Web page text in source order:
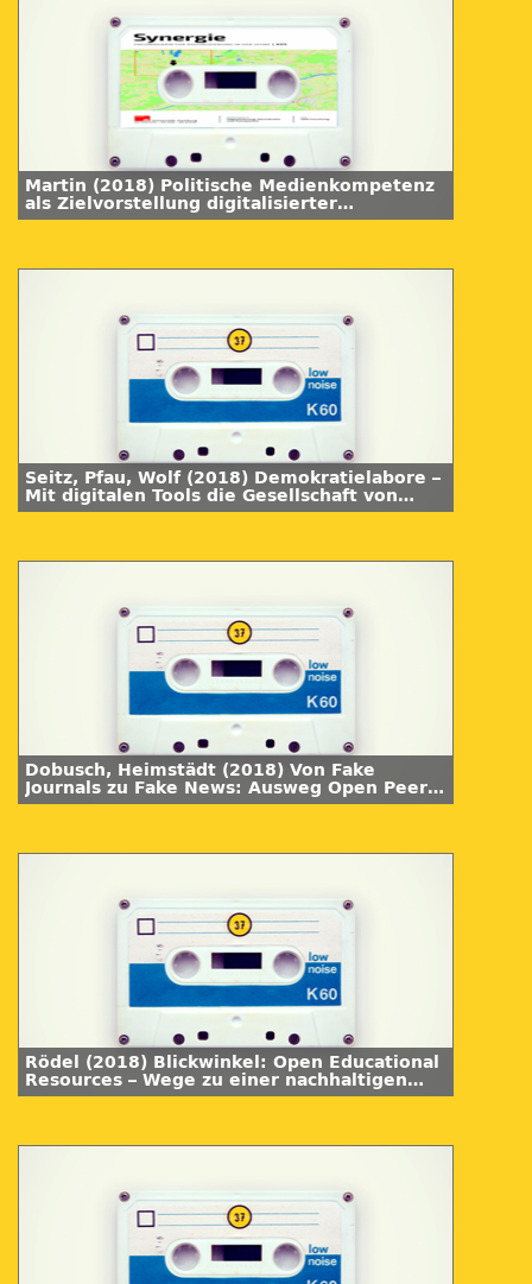
Martin (2018) Politische Medienkompetenz
als Zielvorstellung digitalisierter
Hochschullehre. Synergie 05
Seitz, Pfau, Wolf (2018) Demokratielabore –
Mit digitalen Tools die Gesellschaft von
morgen gestalten. Synergie 05
Dobusch, Heimstädt (2018) Von Fake
Journals zu Fake News: Ausweg Open Peer
Review? Synergie 05.
Rödel (2018) Blickwinkel: Open Educational
Resources – Wege zu einer nachhaltigen
Etablierung?! Synergie 05.